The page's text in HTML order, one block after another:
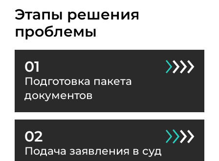
Этапы решения
проблемы
01
Подготовка пакета
документов
02
Подача заявления в суд